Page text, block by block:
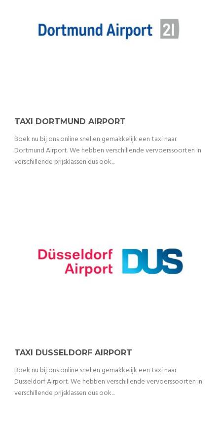
TAXI DORTMUND AIRPORT
Boek nu bij ons online snel en gemakkelijk een taxi naar
Dortmund Airport. We hebben verschillende vervoerssoorten in
verschillende prijsklassen dus ook...
TAXI DUSSELDORF AIRPORT
Boek nu bij ons online snel en gemakkelijk een taxi naar
Dusseldorf Airport. We hebben verschillende vervoerssoorten in
verschillende prijsklassen dus ook...